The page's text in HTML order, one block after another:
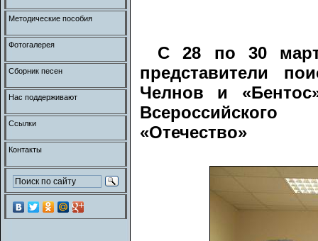
С 28 по 30
представители
Челнов и
«Отечество»
Методические пособия
Фотогалерея
Сборник песен
Нас поддерживают
Ссылки
Контакты